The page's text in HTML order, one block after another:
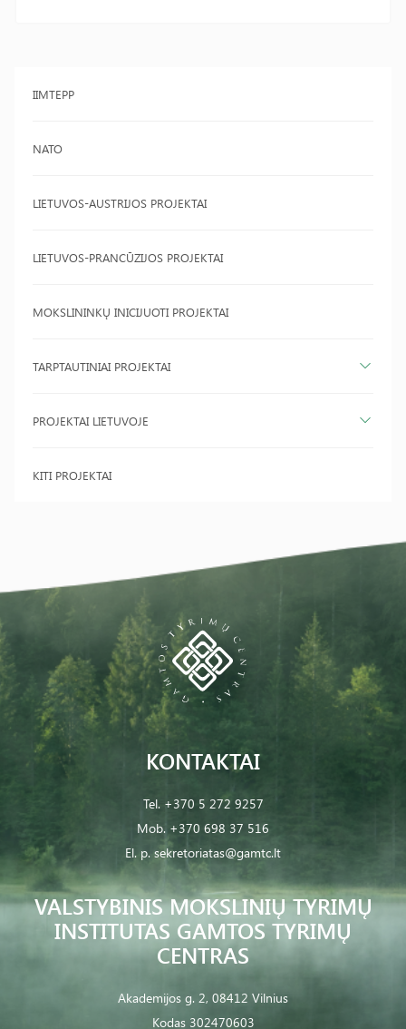
IIMTEPP
NATO
LIETUVOS-AUSTRIJOS PROJEKTAI
LIETUVOS-PRANCŪZIJOS PROJEKTAI
MOKSLININKŲ INICIJUOTI PROJEKTAI
TARPTAUTINIAI PROJEKTAI
PROJEKTAI LIETUVOJE
KITI PROJEKTAI
VALSTYBINIS MOKSLINIŲ TYRIMŲ
INSTITUTAS GAMTOS TYRIMŲ
CENTRAS
Akademijos g. 2, 08412 Vilnius
Kodas 302470603
KONTAKTAI
Tel. +370 5 272 9257
Mob. +370 698 37 516
El. p. sekretoriatas@gamtc.lt